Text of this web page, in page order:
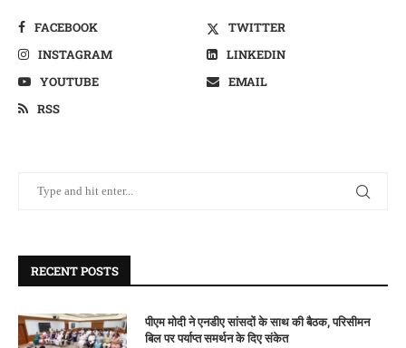
FACEBOOK
TWITTER
INSTAGRAM
LINKEDIN
YOUTUBE
EMAIL
RSS
RECENT POSTS
पीएम मोदी ने एनडीए सांसदों के साथ की बैठक, परिसीमन
बिल पर पर्याप्त समर्थन के दिए संकेत